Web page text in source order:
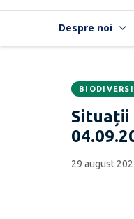
Despre noi
CATEGORIA:
Situații
Data
publicării:
29 august